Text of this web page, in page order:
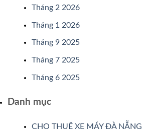
Tháng 2 2026
Tháng 1 2026
Tháng 9 2025
Tháng 7 2025
Tháng 6 2025
Danh mục
CHO THUÊ XE MÁY ĐÀ NẴNG